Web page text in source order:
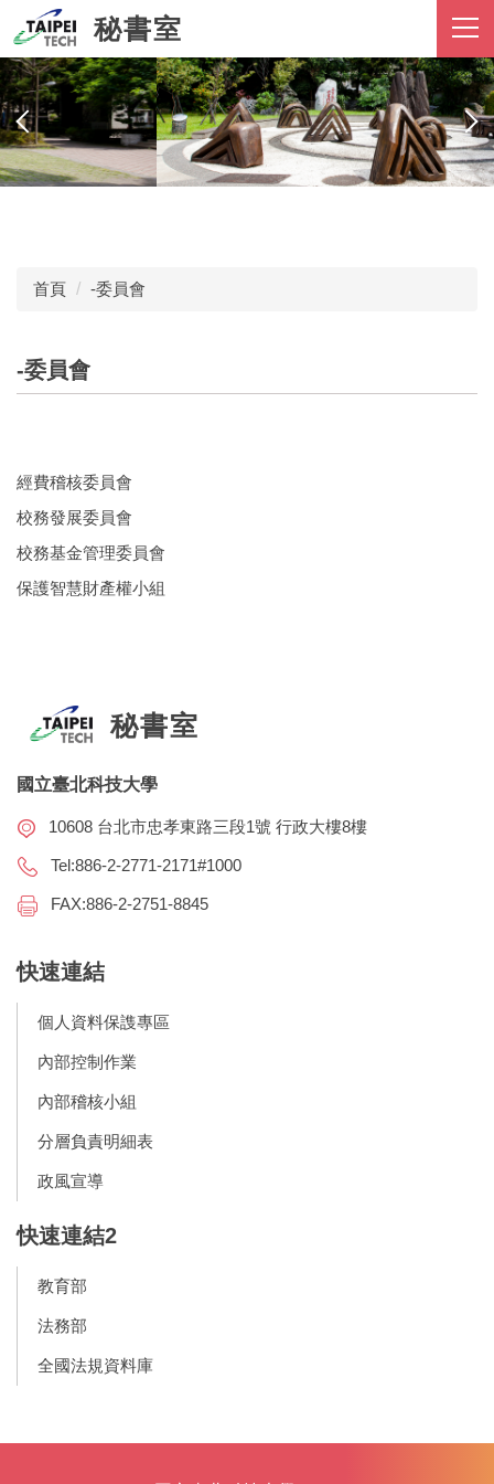
到
主
要
內
容
區
秘書室
首頁 -委員會
-委員會
經費稽核委員會
校務發展委員會
校務基金管理委員會
保護智慧財產權小組
秘書室
國立臺北科技大學
10608 台北市忠孝東路三段1號 行政大樓8樓
Tel:886-2-2771-2171#1000
FAX:886-2-2751-8845
快速連結
個人資料保謢專區
內部控制作業
內部稽核小組
分層負責明細表
政風宣導
快速連結2
教育部
法務部
全國法規資料庫